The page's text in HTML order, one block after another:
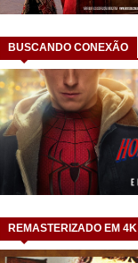
BUSCANDO CONEXÃO
REMASTERIZADO EM 4K